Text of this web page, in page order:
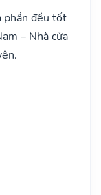
phần đều tốt
– Nhà cửa